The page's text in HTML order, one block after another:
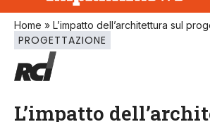
Home » L’impatto dell’architettura sul
PROGETTAZIONE
L’impatto